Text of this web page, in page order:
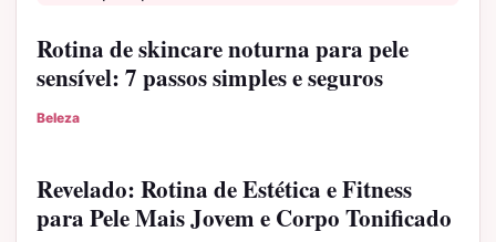
Rotina de skincare noturna para pele
sensível: 7 passos simples e seguros
Beleza
Revelado: Rotina de Estética e Fitness
para Pele Mais Jovem e Corpo Tonificado